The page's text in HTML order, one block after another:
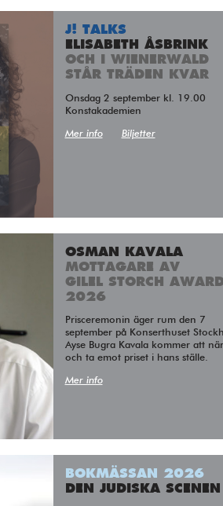
J! TALKS
ELISABETH ÅSBRINK
OCH I WIENERWALD
STÅR TRÄDEN KVAR
Onsdag 2 september kl. 19.00
Konstakademien
Mer info Biljetter
OSMAN KAVALA
MOTTAGARE AV
GILEL STORCH
2026
Prisceremonin äger rum den 7
september på Konserthuset
Ayse Bugra Kavala kommer att
och ta emot priset i hans ställe.
Mer info
BOKMÄSSAN 2026
DEN JUDISKA SCENEN